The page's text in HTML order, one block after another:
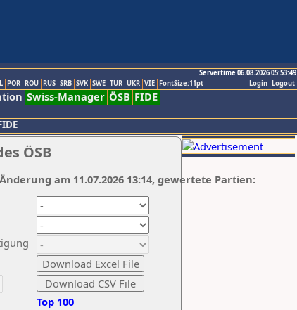
Servertime 06.08.2026 05:53:49
Logout
Login
POR ROU RUS SRB SVK SWE TUR UKR VIE FontSize:11pt
Swiss-Manager ÖSB FIDE
ÖSB
Top 100
am 11.07.2026 13:14, gewertete Partien: